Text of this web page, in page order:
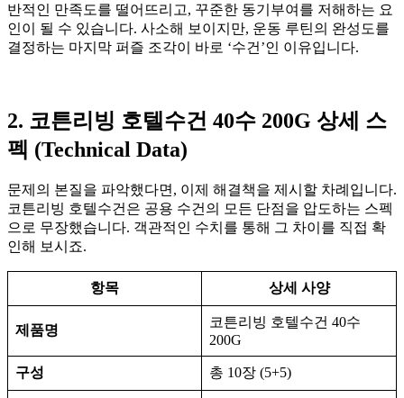
반적인 만족도를 떨어뜨리고, 꾸준한 동기부여를 저해하는 요
인이 될 수 있습니다. 사소해 보이지만, 운동 루틴의 완성도를
결정하는 마지막 퍼즐 조각이 바로 ‘수건’인 이유입니다.
2. 코튼리빙 호텔수건 40수 200G 상세 스
펙 (Technical Data)
문제의 본질을 파악했다면, 이제 해결책을 제시할 차례입니다.
코튼리빙 호텔수건은 공용 수건의 모든 단점을 압도하는 스펙
으로 무장했습니다. 객관적인 수치를 통해 그 차이를 직접 확
인해 보시죠.
항목 상세 사양
제품명
코튼리빙 호텔수건 40수
200G
구성 총 10장 (5+5)